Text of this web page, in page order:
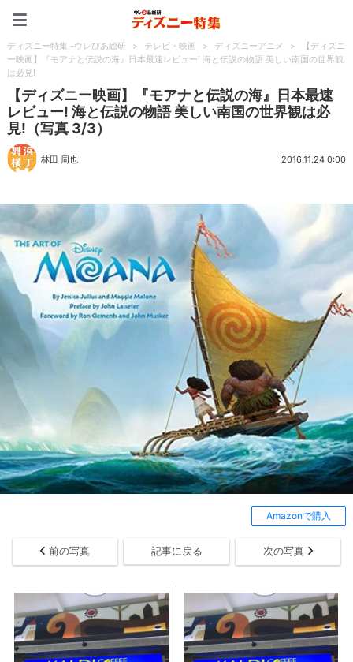
ディズニー特集 -ウレぴあ総研 > テレビ・映画 > ディズニーアニメ >
【ディズニ
ー映画】『モアナと伝説の海』日本最速レビュー! 海と伝説の物語 美しい南国の世界観
は必見!
【ディズニー映画】『モアナと伝説の海』日本最速
レビュー! 海と伝説の物語 美しい南国の世界観は必
見!（写真 3/3）
林田 周也 2016.11.24 0:00
Amazonで購入
前の写真 記事に戻る 次の写真